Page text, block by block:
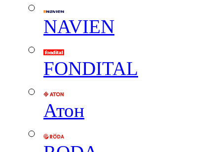
NAVIEN
FONDITAL
Атон